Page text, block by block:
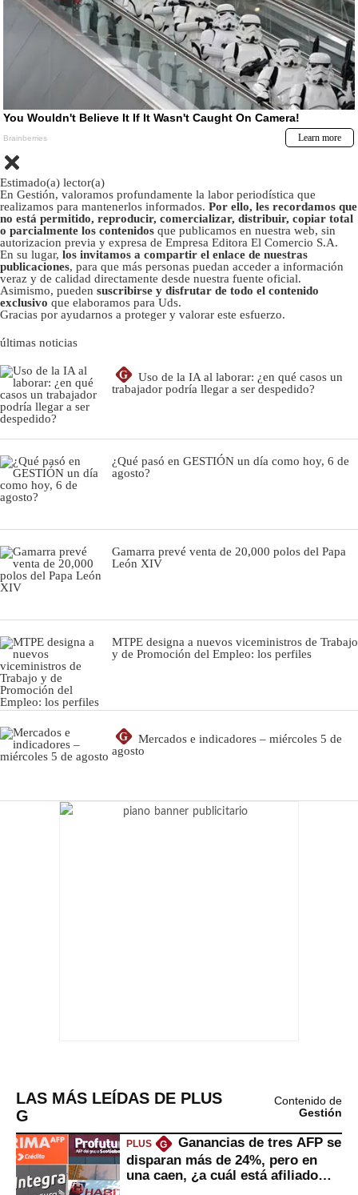
Estimado(a) lector(a)
En Gestión, valoramos profundamente la labor periodística que
realizamos para mantenerlos informados. Por ello, les recordamos que
no está permitido, reproducir, comercializar, distribuir, copiar total
o parcialmente los contenidos que publicamos en nuestra web, sin
autorizacion previa y expresa de Empresa Editora El Comercio S.A.
En su lugar, los invitamos a compartir el enlace de nuestras
publicaciones, para que más personas puedan acceder a información
veraz y de calidad directamente desde nuestra fuente oficial.
Asimismo, pueden suscribirse y disfrutar de todo el contenido
exclusivo que elaboramos para Uds.
Gracias por ayudarnos a proteger y valorar este esfuerzo.
últimas noticias
G
Uso de la IA al laborar: ¿en qué casos un
trabajador podría llegar a ser despedido?
¿Qué pasó en GESTIÓN un día como hoy, 6 de
agosto?
Gamarra prevé venta de 20,000 polos del Papa
León XIV
MTPE designa a nuevos viceministros de Trabajo
y de Promoción del Empleo: los perfiles
G
Mercados e indicadores – miércoles 5 de
agosto
LAS MÁS LEÍDAS DE PLUS
G
Contenido de
Gestión
PLUS G
Ganancias de tres AFP se
disparan más de 24%, pero en
una caen, ¿a cuál está afiliado